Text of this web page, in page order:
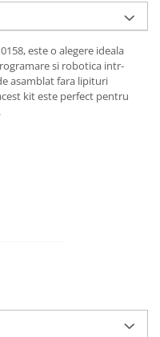
este o alegere ideala
si robotica intr-
asamblat fara lipituri
kit este perfect pentru